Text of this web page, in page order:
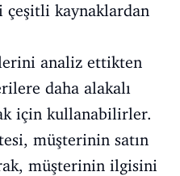
kaynaklardan
analiz ettikten
daha alakalı
için kullanabilirler.
müşterinin satın
müşterinin ilgisini